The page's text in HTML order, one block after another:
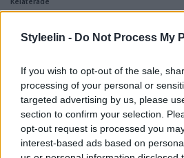
Styleelin - Do Not Process My
If you wish to opt-out of the sale,
processing of your personal or
targeted advertising by us, please
section to confirm your selection.
opt-out request is processed you
interest-based ads based on
DITT HAIRTALK I
SOMMAR
13 juni, 2018
I ”Hair”
I
Hur håller man sitt
blonda Hairtalk